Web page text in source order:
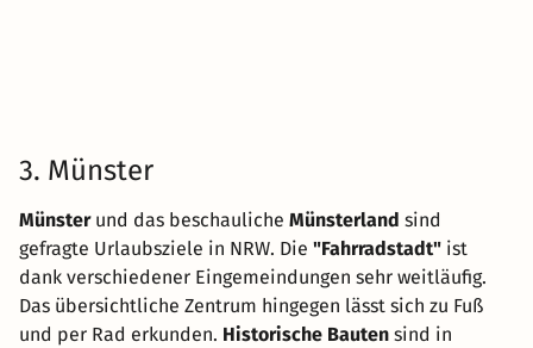
3. Münster
Münsterund das beschauliche Münsterland sind
gefragte Urlaubsziele in NRW. Die "Fahrradstadt" ist
dank verschiedener Eingemeindungen sehr weitläufig.
Das übersichtliche Zentrum hingegen lässt sich zu Fuß
und per Rad erkunden. Historische Bauten sind in